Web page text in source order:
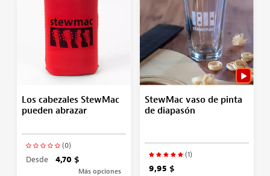
Los cabezales StewMac
pueden abrazar
(0)
Desde 4,70 $
Más opciones
StewMac vaso de pinta
de diapasón
(1)
9,95 $